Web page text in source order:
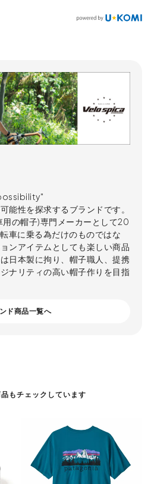
能性を探求するブランドです。
の帽子)専門メーカーとして20
車に乗る為だけのものではな
ンアイテムとしても楽しい商品
日本製に拘り、帽子職人、提携
ナリティの高い帽子作りを目指
ド商品一覧へ
もチェックしています